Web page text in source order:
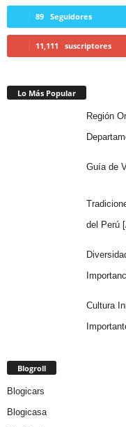
89 Seguidores
11,111 suscriptores
Lo Más Popular
Región
Guía de
del Perú
Cultura
Blogroll
Blogicars
Blogicasa